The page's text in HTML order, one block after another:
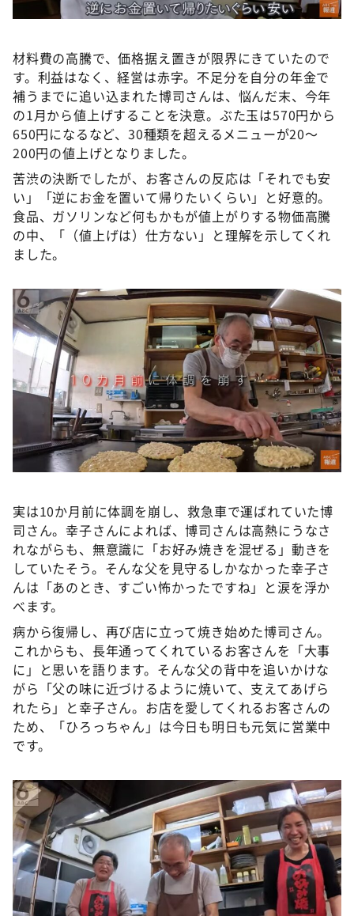
材料費の高騰で、価格据え置きが限界にきていたので
す。利益はなく、経営は赤字。不足分を自分の年金で
補うまでに追い込まれた博司さんは、悩んだ末、今年
の1月から値上げすることを決意。ぶた玉は570円から
650円になるなど、30種類を超えるメニューが20〜
200円の値上げとなりました。
苦渋の決断でしたが、お客さんの反応は「それでも安
い」「逆にお金を置いて帰りたいくらい」と好意的。
食品、ガソリンなど何もかもが値上がりする物価高騰
の中、「（値上げは）仕方ない」と理解を示してくれ
ました。
実は10か月前に体調を崩し、救急車で運ばれていた博
司さん。幸子さんによれば、博司さんは高熱にうなさ
れながらも、無意識に「お好み焼きを混ぜる」動きを
していたそう。そんな父を見守るしかなかった幸子さ
んは「あのとき、すごい怖かったですね」と涙を浮か
べます。
病から復帰し、再び店に立って焼き始めた博司さん。
これからも、長年通ってくれているお客さんを「大事
に」と思いを語ります。そんな父の背中を追いかけな
がら「父の味に近づけるように焼いて、支えてあげら
れたら」と幸子さん。お店を愛してくれるお客さんの
ため、「ひろっちゃん」は今日も明日も元気に営業中
です。